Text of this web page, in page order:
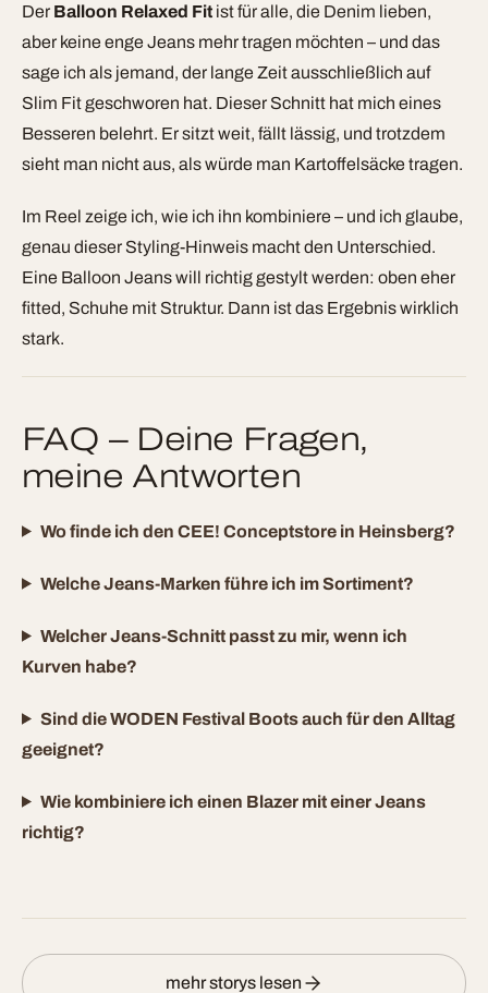
Der Balloon Relaxed Fit ist für alle, die Denim lieben,
aber keine enge Jeans mehr tragen möchten – und das
sage ich als jemand, der lange Zeit ausschließlich auf
Slim Fit geschworen hat. Dieser Schnitt hat mich eines
Besseren belehrt. Er sitzt weit, fällt lässig, und trotzdem
sieht man nicht aus, als würde man Kartoffelsäcke tragen.
Im Reel zeige ich, wie ich ihn kombiniere – und ich glaube,
genau dieser Styling-Hinweis macht den Unterschied.
Eine Balloon Jeans will richtig gestylt werden: oben eher
fitted, Schuhe mit Struktur. Dann ist das Ergebnis wirklich
stark.
FAQ – Deine Fragen,
meine Antworten
Wo finde ich den CEE! Conceptstore in Heinsberg?
Welche Jeans-Marken führe ich im Sortiment?
Welcher Jeans-Schnitt passt zu mir, wenn ich
Kurven habe?
Sind die WODEN Festival Boots auch für den Alltag
geeignet?
Wie kombiniere ich einen Blazer mit einer Jeans
richtig?
mehr storys lesen